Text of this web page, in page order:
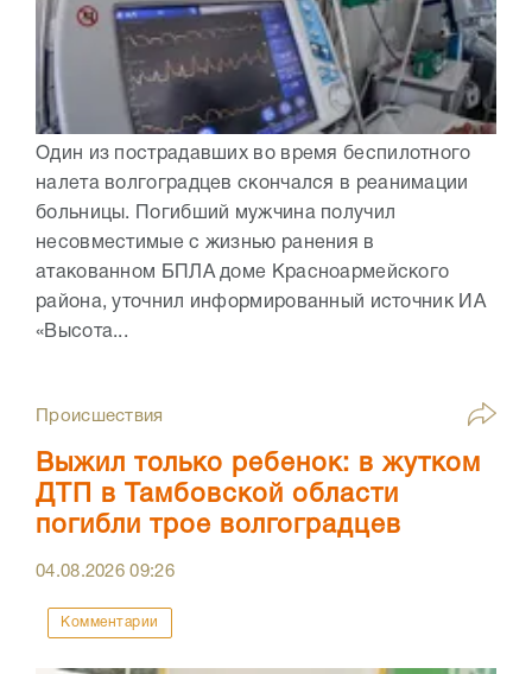
Один из пострадавших во время беспилотного
налета волгоградцев скончался в реанимации
больницы. Погибший мужчина получил
несовместимые с жизнью ранения в
атакованном БПЛА доме Красноармейского
района, уточнил информированный источник ИА
«Высота...
Происшествия
Выжил только ребенок: в жутком
ДТП в Тамбовской области
погибли трое волгоградцев
04.08.202609:26
Комментарии